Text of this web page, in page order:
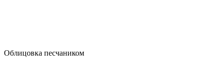
Облицовка песчаником